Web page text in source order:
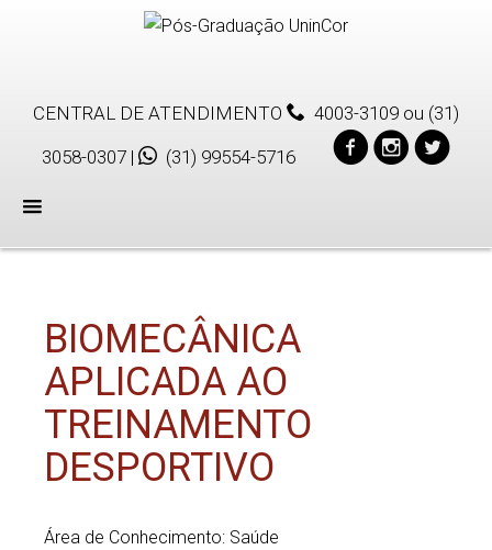
CENTRAL DE ATENDIMENTO 4003-3109 ou (31)
3058-0307 | (31) 99554-5716
Menu
BIOMECÂNICA
APLICADA AO
TREINAMENTO
DESPORTIVO
Área de Conhecimento: Saúde